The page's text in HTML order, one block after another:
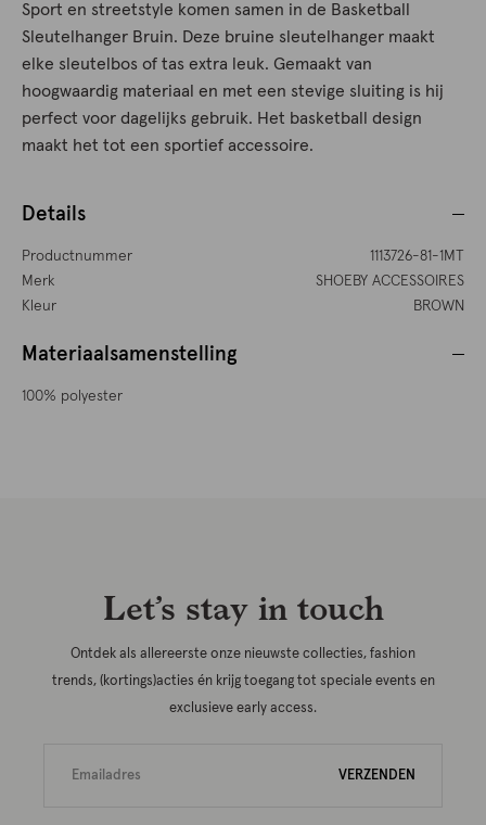
Sport en streetstyle komen samen in de Basketball
Sleutelhanger Bruin. Deze bruine sleutelhanger maakt
elke sleutelbos of tas extra leuk. Gemaakt van
hoogwaardig materiaal en met een stevige sluiting is hij
perfect voor dagelijks gebruik. Het basketball design
maakt het tot een sportief accessoire.
Details
Productnummer
1113726-81-1MT
Merk
SHOEBY ACCESSOIRES
Kleur
BROWN
Materiaalsamenstelling
100% polyester
Let’s stay in touch
Ontdek als allereerste onze nieuwste collecties, fashion
trends, (kortings)acties én krijg toegang tot speciale events en
exclusieve early access.
VERZENDEN